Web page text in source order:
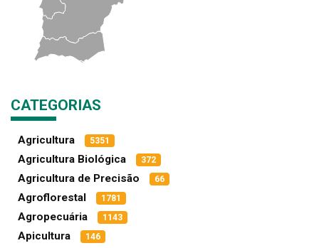
CATEGORIAS
Agricultura 5351
Agricultura Biológica 372
Agricultura de Precisão 66
Agroflorestal 1781
Agropecuária 1143
Apicultura 146